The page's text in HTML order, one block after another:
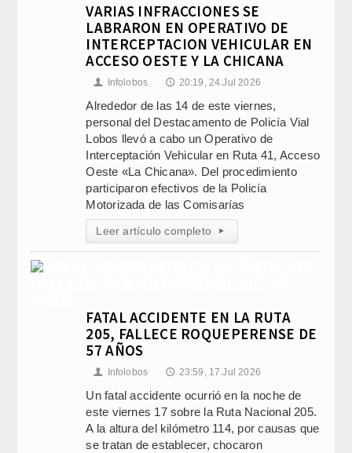
VARIAS INFRACCIONES SE
LABRARON EN OPERATIVO DE
INTERCEPTACION VEHICULAR EN
ACCESO OESTE Y LA CHICANA
👤 Infolobos 🕔 20:19, 24.Jul 2026
Alrededor de las 14 de este viernes,
personal del Destacamento de Policía Vial
Lobos llevó a cabo un Operativo de
Interceptación Vehicular en Ruta 41, Acceso
Oeste «La Chicana». Del procedimiento
participaron efectivos de la Policía
Motorizada de las Comisarías
Leer artículo completo ▸
FATAL ACCIDENTE EN LA RUTA
205, FALLECE ROQUEPERENSE DE
57 AÑOS
👤 Infolobos 🕔 23:59, 17.Jul 2026
Un fatal accidente ocurrió en la noche de
este viernes 17 sobre la Ruta Nacional 205.
A la altura del kilómetro 114, por causas que
se tratan de establecer, chocaron